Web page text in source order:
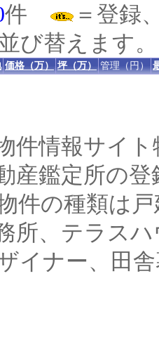
件
＝登録
び替えます。
価格（万） 坪（万） 管理（円）
件情報サイト
産鑑定所の
件の種類は
所、テラス
イナー、田